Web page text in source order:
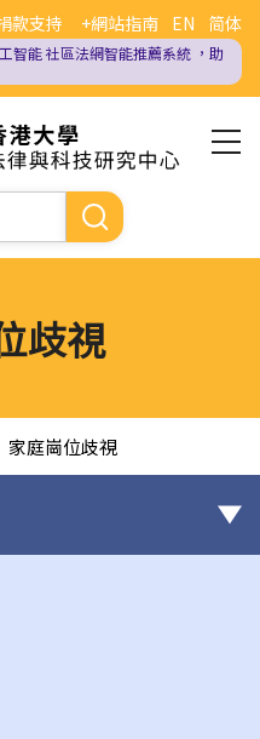
EN 简体
款支持 +網站指南
智能社區法網智能推薦系統 ，助
歧視
家庭崗位歧視
是甚麼?